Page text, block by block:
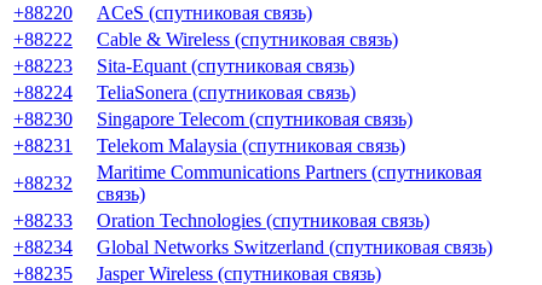
+88220
ACeS (спутниковая связь)
+88222
Cable & Wireless (спутниковая связь)
+88223
Sita-Equant (спутниковая связь)
+88224
TeliaSonera (спутниковая связь)
+88230
Singapore Telecom (спутниковая связь)
+88231
Telekom Malaysia (спутниковая связь)
+88232
Maritime Communications Partners (спутниковая
связь)
+88233
Oration Technologies (спутниковая связь)
+88234
Global Networks Switzerland (спутниковая связь)
+88235
Jasper Wireless (спутниковая связь)